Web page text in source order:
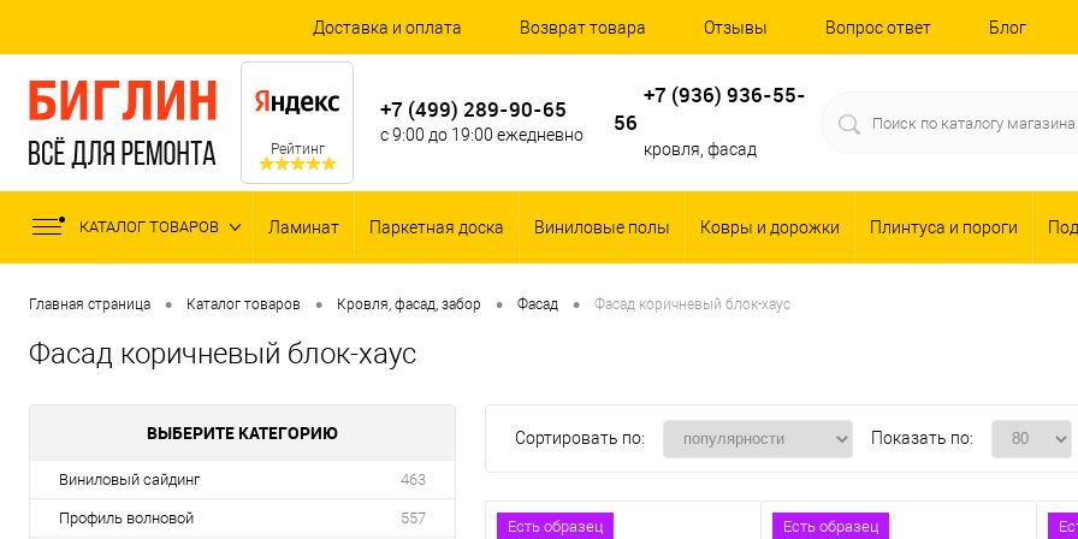
Доставка и оплата Возврат товара Отзывы Вопрос ответ Блог
Рейтинг
+7 (499) 289-90-65
с 9:00 до 19:00 ежедневно
+7 (936) 936-55-
56
кровля, фасад
КАТАЛОГ ТОВАРОВ Ламинат Паркетная доска Виниловые полы Ковры и дорожки Плинтуса и пороги
Главная страница • Каталог товаров • Кровля, фасад, забор • Фасад • Фасад коричневый блок-хаус
Фасад коричневый блок-хаус
ВЫБЕРИТЕ КАТЕГОРИЮ
Виниловый сайдинг 463
Профиль волновой 557
Сортировать по: Показать по:
Есть образец Есть образец